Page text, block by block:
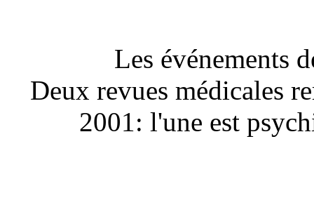
Les événements
Deux revues médicales
2001: l'une est